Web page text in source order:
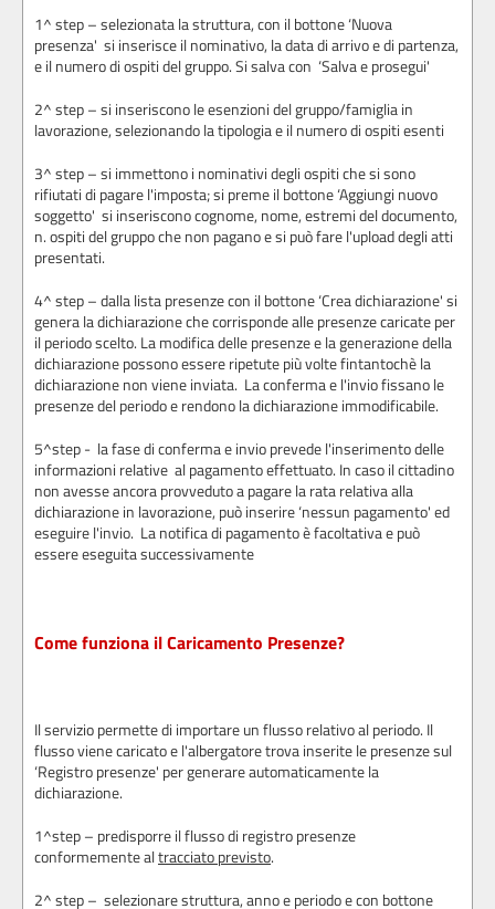
1^ step – selezionata la struttura, con il bottone ‘Nuova
presenza' si inserisce il nominativo, la data di arrivo e di partenza,
e il numero di ospiti del gruppo. Si salva con ‘Salva e prosegui'
2^ step – si inseriscono le esenzioni del gruppo/famiglia in
lavorazione, selezionando la tipologia e il numero di ospiti esenti
3^ step – si immettono i nominativi degli ospiti che si sono
rifiutati di pagare l'imposta; si preme il bottone ‘Aggiungi nuovo
soggetto' si inseriscono cognome, nome, estremi del documento,
n. ospiti del gruppo che non pagano e si può fare l'upload degli atti
presentati.
4^ step – dalla lista presenze con il bottone ‘Crea dichiarazione' si
genera la dichiarazione che corrisponde alle presenze caricate per
il periodo scelto. La modifica delle presenze e la generazione della
dichiarazione possono essere ripetute più volte fintantochè la
dichiarazione non viene inviata. La conferma e l'invio fissano le
presenze del periodo e rendono la dichiarazione immodificabile.
5^step - la fase di conferma e invio prevede l'inserimento delle
informazioni relative al pagamento effettuato. In caso il cittadino
non avesse ancora provveduto a pagare la rata relativa alla
dichiarazione in lavorazione, può inserire ‘nessun pagamento' ed
eseguire l'invio. La notifica di pagamento è facoltativa e può
essere eseguita successivamente
Come funziona il Caricamento Presenze?
Il servizio permette di importare un flusso relativo al periodo. Il
flusso viene caricato e l'albergatore trova inserite le presenze sul
‘Registro presenze' per generare automaticamente la
dichiarazione.
1^step – predisporre il flusso di registro presenze
conformemente altracciato previsto.
2^ step – selezionare struttura, anno e periodo e con bottone